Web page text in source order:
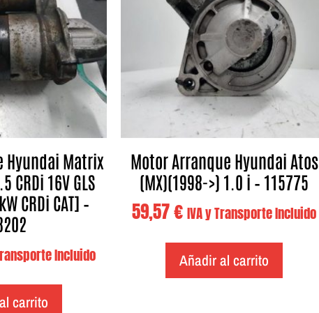
Hyundai Matrix
CRDi 16V GLS
CRDi CAT] –
Incluido
carrito
Motor Arranque Hyundai Atos
(MX)(1998->) 1.0 i – 115775
59,57€ IVA y Transporte Incluido
Añadir al carrito